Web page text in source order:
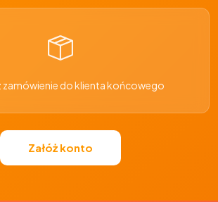
zamówienie do klienta końcowego
Załóż konto